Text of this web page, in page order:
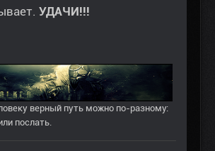
УДАЧИ!!!
верный путь можно по-разному:
послать.